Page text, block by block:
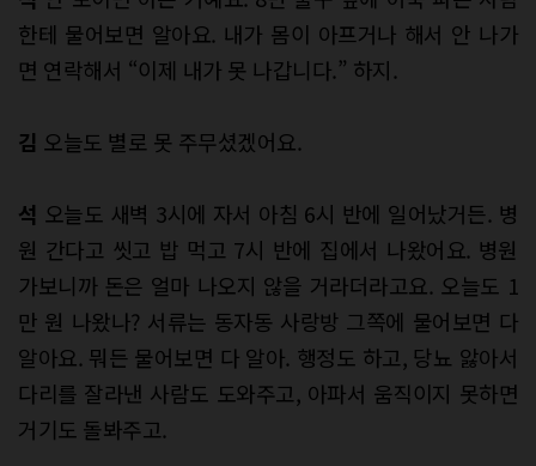
한테 물어보면 알아요. 내가 몸이 아프거나 해서 안 나가
면 연락해서 “이제 내가 못 나갑니다.” 하지.
김 오늘도 별로 못 주무셨겠어요.
석 오늘도 새벽 3시에 자서 아침 6시 반에 일어났거든. 병
원 간다고 씻고 밥 먹고 7시 반에 집에서 나왔어요. 병원
가보니까 돈은 얼마 나오지 않을 거라더라고요. 오늘도 1
만 원 나왔나? 서류는 동자동 사랑방 그쪽에 물어보면 다
알아요. 뭐든 물어보면 다 알아. 행정도 하고, 당뇨 앓아서
다리를 잘라낸 사람도 도와주고, 아파서 움직이지 못하면
거기도 돌봐주고.